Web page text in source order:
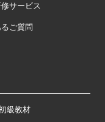
サービス
ご質問
級教材